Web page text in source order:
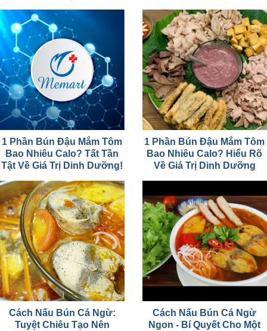
1 Phần Bún Đậu Mắm Tôm
Bao Nhiêu Calo? Tất Tần
Tật Về Giá Trị Dinh Dưỡng!
1 Phần Bún Đậu Mắm Tôm
Bao Nhiêu Calo? Hiểu Rõ
Về Giá Trị Dinh Dưỡng
Cách Nấu Bún Cá Ngừ:
Tuyệt Chiêu Tạo Nên
Cách Nấu Bún Cá Ngừ
Ngon - Bí Quyết Cho Một